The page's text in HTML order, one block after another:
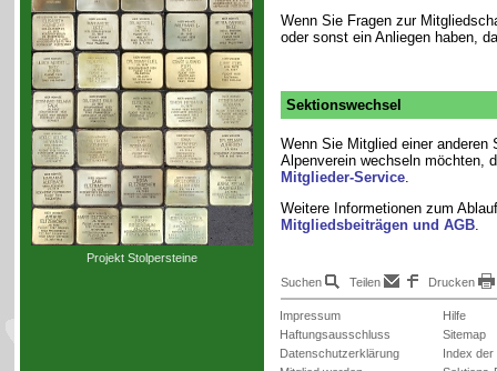
Projekt Stolpersteine
Wenn Sie Fragen zur
oder sonst ein Anliegen haben,
Sektionswechsel
Wenn Sie Mitglied einer anderen
Alpenverein wechseln möchten,
Mitglieder-Service.
Weitere Informetionen zum
Mitgliedsbeiträgen und AGB.
Suchen Teilen Drucken
Impressum
Haftungsausschluss
Datenschutzerklärung
Hilfe
Sitemap
Index der